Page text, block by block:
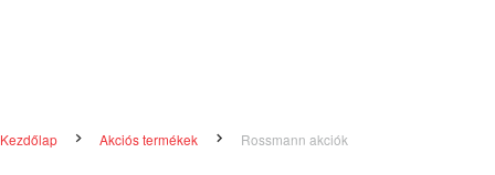
Kezdőlap Akciós termékek Rossmann akciók